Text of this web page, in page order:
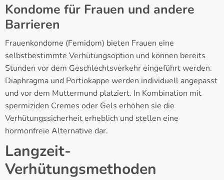
Kondome für Frauen und andere
Barrieren
Frauenkondome (Femidom) bieten Frauen eine
selbstbestimmte Verhütungsoption und können bereits
Stunden vor dem Geschlechtsverkehr eingeführt werden.
Diaphragma und Portiokappe werden individuell angepasst
und vor dem Muttermund platziert. In Kombination mit
spermiziden Cremes oder Gels erhöhen sie die
Verhütungssicherheit erheblich und stellen eine
hormonfreie Alternative dar.
Langzeit-
Verhütungsmethoden